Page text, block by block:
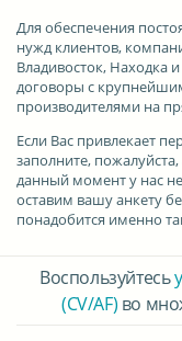
Для обеспечения
нужд клиентов,
Владивосток, Находка
договоры с
производителями на
Если Вас привлекает
заполните,
данный момент у нас
оставим вашу анкету
понадобится именно
Воспользуйтесь
(CV/AF) во